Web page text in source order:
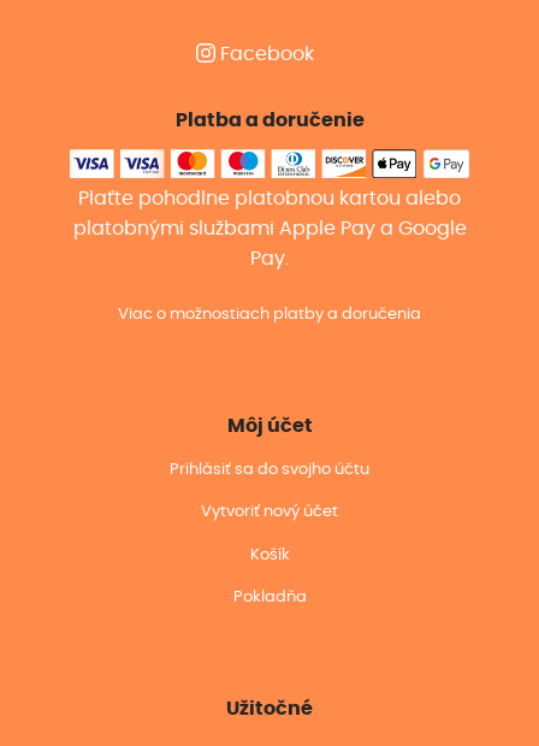
Facebook
Platba a doručenie
Plaťte pohodlne platobnou kartou alebo
platobnými službami Apple Pay a Google
Pay.
Viac o možnostiach platby a doručenia
Môj účet
Prihlásiť sa do svojho účtu
Vytvoriť nový účet
Košík
Pokladňa
Užitočné